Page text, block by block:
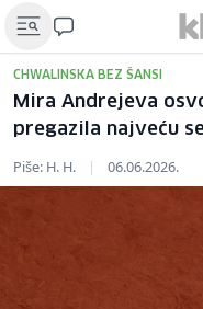
CHWALINSKA BEZ ŠANSI
Mira Andrejeva
pregazila najveću
Piše: H. H. | 06.06.2026.